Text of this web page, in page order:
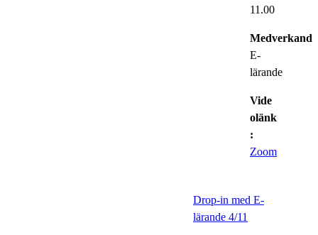
11.00
E-
lärande
Vide
olänk
:
Zoom
Drop-in med E-
lärande 4/11